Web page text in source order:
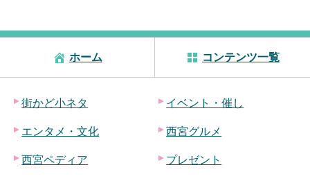
ホーム コンテンツ一覧
街かど小ネタ イベント・催し
エンタメ・文化 西宮グルメ
西宮ペディア プレゼント